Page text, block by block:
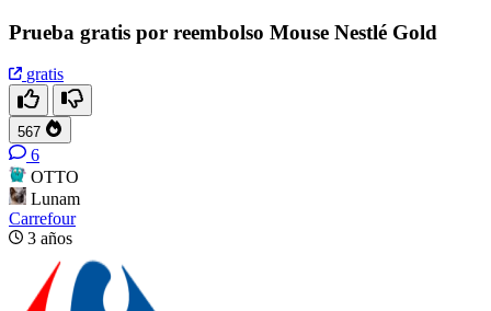
Prueba gratis por reembolso Mouse Nestlé Gold
gratis
567
6
OTTO
Lunam
Carrefour
3 años